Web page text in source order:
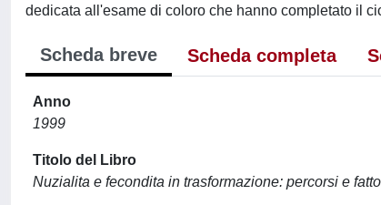
dedicata all'esame di coloro che hanno completato il
Scheda breve Scheda completa
Anno
1999
Titolo del Libro
Nuzialita e fecondita in trasformazione: percorsi e